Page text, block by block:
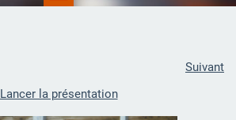
Suivant
Lancer la présentation